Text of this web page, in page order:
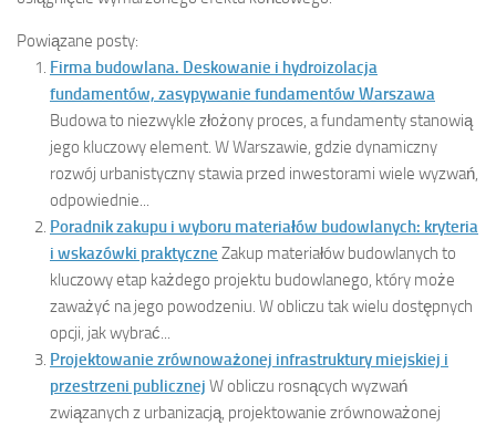
Powiązane posty:
Firma budowlana. Deskowanie i hydroizolacja
fundamentów, zasypywanie fundamentów Warszawa
Budowa to niezwykle złożony proces, a fundamenty stanowią
jego kluczowy element. W Warszawie, gdzie dynamiczny
rozwój urbanistyczny stawia przed inwestorami wiele wyzwań,
odpowiednie...
Poradnik zakupu i wyboru materiałów budowlanych: kryteria
i wskazówki praktyczne Zakup materiałów budowlanych to
kluczowy etap każdego projektu budowlanego, który może
zaważyć na jego powodzeniu. W obliczu tak wielu dostępnych
opcji, jak wybrać...
Projektowanie zrównoważonej infrastruktury miejskiej i
przestrzeni publicznej W obliczu rosnących wyzwań
związanych z urbanizacją, projektowanie zrównoważonej